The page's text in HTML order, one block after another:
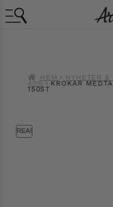
HEM NYHETER &
40% KROKAR
150ST
REA!